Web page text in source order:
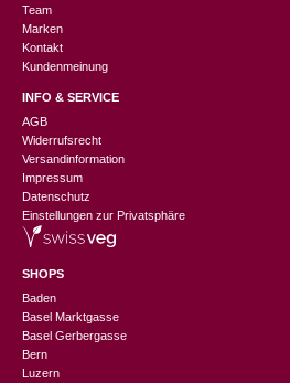
Team
Marken
Kontakt
Kundenmeinung
INFO & SERVICE
AGB
Widerrufsrecht
Versandinformation
Impressum
Datenschutz
Einstellungen zur Privatsphäre
SHOPS
Baden
Basel Marktgasse
Basel Gerbergasse
Bern
Luzern